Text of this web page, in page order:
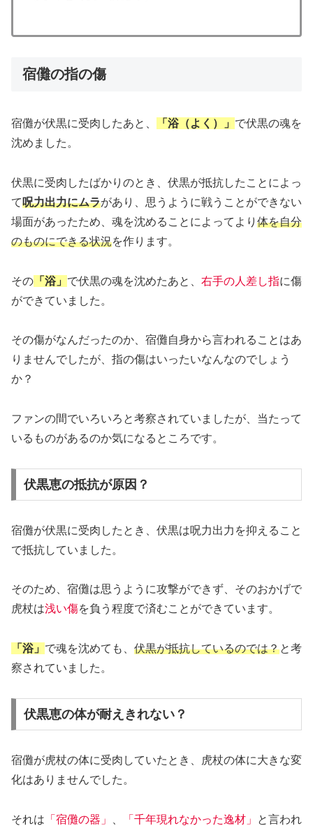
宿儺の指の傷
宿儺が伏黒に受肉したあと、 「浴（よく）」 で伏黒の魂を
沈めました。
伏黒に受肉したばかりのとき、伏黒が抵抗したことによっ
て呪力出力にムラがあり、思うように戦うことができない
場面があったため、魂を沈めることによってより 体を自分
のものにできる状況を作ります。
その 「浴」 で伏黒の魂を沈めたあと、 右手の人差し指に傷
ができていました。
その傷がなんだったのか、宿儺自身から言われることはあ
りませんでしたが、指の傷はいったいなんなのでしょう
か？
ファンの間でいろいろと考察されていましたが、当たって
いるものがあるのか気になるところです。
伏黒恵の抵抗が原因？
宿儺が伏黒に受肉したとき、伏黒は呪力出力を抑えること
で抵抗していました。
そのため、宿儺は思うように攻撃ができず、そのおかげで
虎杖は浅い傷を負う程度で済むことができています。
「浴」 で魂を沈めても、 伏黒が抵抗しているのでは？と考
察されていました。
伏黒恵の体が耐えきれない？
宿儺が虎杖の体に受肉していたとき、虎杖の体に大きな変
化はありませんでした。
それは 「宿儺の器」 「千年現れなかった逸材」
と言われ